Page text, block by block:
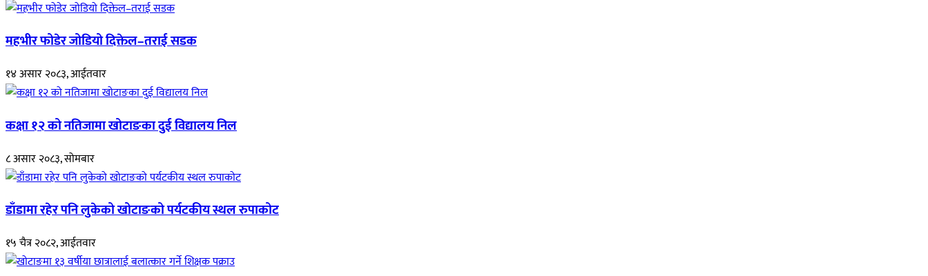
महभीर फोडेर जोडियो दिक्तेल–तराई सडक
१४ असार २०८३, आईतवार
कक्षा १२ को नतिजामा खोटाङका दुई विद्यालय निल
८ असार २०८३, सोमबार
डाँडामा रहेर पनि लुकेको खोटाङको पर्यटकीय स्थल रुपाकोट
१५ चैत्र २०८२, आईतवार